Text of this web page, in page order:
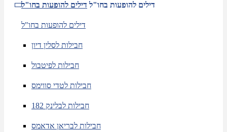
דילים להופעות בחו"ל דילים להופעות בחו"ל
דילים להופעות בחו"ל
חבילות לסלין דיון
חבילות לפיטבול
חבילות לטדי סווימס
חבילות לבלינק 182
חבילות לבריאן אדאמס